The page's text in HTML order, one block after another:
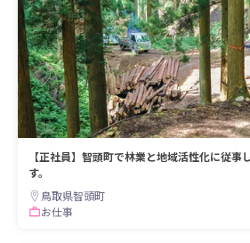
【正社員】智頭町で林業と地域活性化に従事
す。
鳥取県智頭町
お仕事